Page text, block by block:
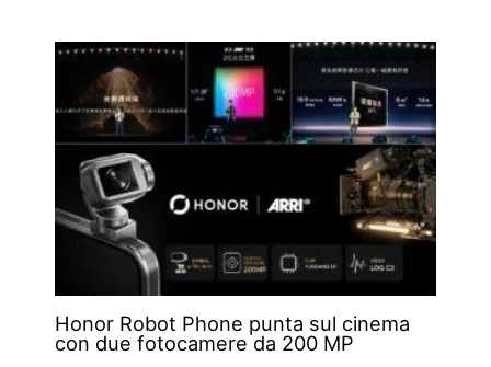
Honor Robot Phone punta sul cinema
con due fotocamere da 200 MP